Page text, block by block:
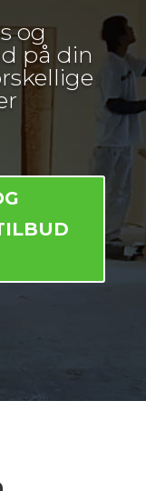
og
på din